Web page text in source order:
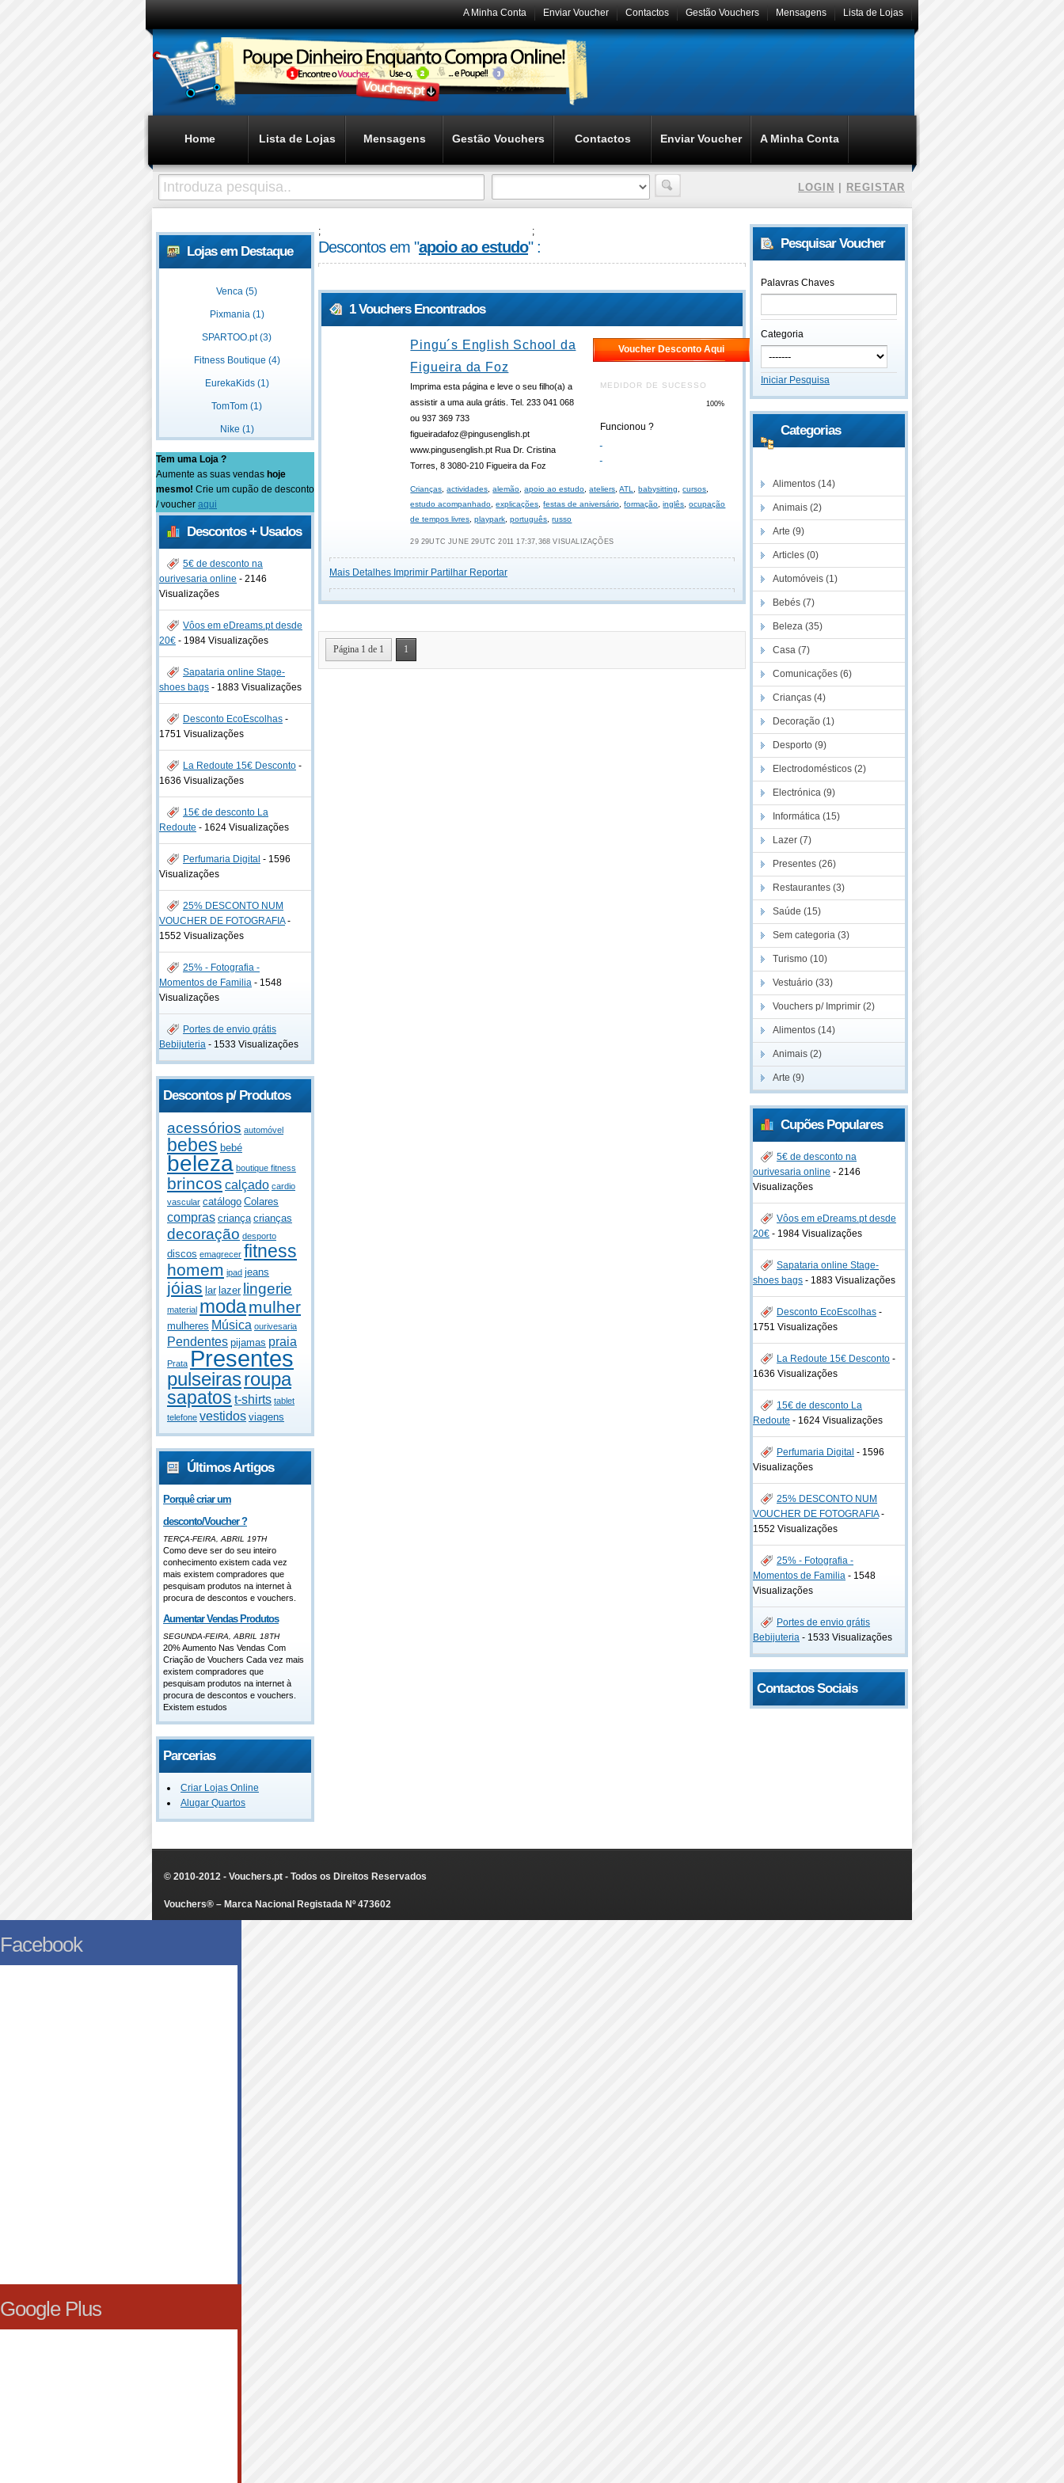
Lista de Lojas
Mensagens
Gestão Vouchers
Contactos
Enviar Voucher
A Minha Conta
Home Lista de Lojas Mensagens Gestão Vouchers Contactos Enviar Voucher A Minha Conta
LOGIN REGISTAR
Lojas em Destaque
Venca (5)
Pixmania (1)
SPARTOO.pt (3)
Fitness Boutique (4)
EurekaKids (1)
TomTom (1)
Nike (1)
Tem uma Loja ?
Aumente as suas vendas hoje
mesmo! Crie um cupão de desconto
/ voucher aqui
Descontos + Usados
5€ de desconto na
ourivesaria online - 2146
Visualizações
Vôos em eDreams.pt desde
20€ - 1984 Visualizações
Sapataria online Stage-
shoes bags - 1883 Visualizações
Desconto EcoEscolhas -
1751 Visualizações
La Redoute 15€ Desconto -
1636 Visualizações
15€ de desconto La
Redoute - 1624 Visualizações
Perfumaria Digital - 1596
Visualizações
25% DESCONTO NUM
VOUCHER DE FOTOGRAFIA-
1552 Visualizações
25% - Fotografia -
Momentos de Familia - 1548
Visualizações
Portes de envio grátis
Bebijuteria - 1533 Visualizações
Descontos p/ Produtos
acessórios automóvel
bebes bebé
beleza boutique fitness
brincos calçado cardio
vascular catálogo Colares
compras criança crianças
decoração desporto
discos emagrecer fitness
homem ipad jeans
jóias lar lazer lingerie
material modamulher
mulheres Música ourivesaria
Pendentes pijamas praia
Prata Presentes
pulseirasroupa
sapatos t-shirts tablet
telefone vestidos viagens
Últimos Artigos
Porquê criar um
desconto/Voucher ?
TERÇA-FEIRA, ABRIL 19TH
Como deve ser do seu inteiro
conhecimento existem cada vez
mais existem compradores que
pesquisam produtos na internet à
procura de descontos e vouchers.
Aumentar Vendas Produtos
SEGUNDA-FEIRA, ABRIL 18TH
20% Aumento Nas Vendas Com
Criação de Vouchers Cada vez mais
existem compradores que
pesquisam produtos na internet à
procura de descontos e vouchers.
Existem estudos
Parcerias
Criar Lojas Online
Alugar Quartos
; ;
Descontos em "apoio ao estudo" :
1 Vouchers Encontrados
Voucher Desconto Aqui
MEDIDOR DE SUCESSO
100%
Funcionou ?
Pingu´s English School da
Figueira da Foz
Imprima esta página e leve o seu filho(a) a
assistir a uma aula grátis. Tel. 233 041 068
ou 937 369 733
figueiradafoz@pingusenglish.pt
www.pingusenglish.pt Rua Dr. Cristina
Torres, 8 3080-210 Figueira da Foz
Crianças ,actividades ,alemão ,apoio ao estudo ,ateliers ,ATL ,babysitting ,cursos
estudo acompanhado ,explicações ,festas de aniversário ,formação ,inglês ,ocupação
de tempos livres ,playpark ,português ,russo
29 29UTC JUNE 29UTC 2011 17:37,368 VISUALIZAÇÕES
Mais Detalhes Imprimir Partilhar Reportar
Página 1 de 1 1
Pesquisar Voucher
Palavras Chaves
Categoria
Iniciar Pesquisa
Categorias
Alimentos (14)
Animais (2)
Arte (9)
Articles (0)
Automóveis (1)
Bebés (7)
Beleza (35)
Casa (7)
Comunicações (6)
Crianças (4)
Decoração (1)
Desporto (9)
Electrodomésticos (2)
Electrónica (9)
Informática (15)
Lazer (7)
Presentes (26)
Restaurantes (3)
Saúde (15)
Sem categoria (3)
Turismo (10)
Vestuário (33)
Vouchers p/ Imprimir (2)
Alimentos (14)
Animais (2)
Arte (9)
Cupões Populares
5€ de desconto na
ourivesaria online - 2146
Visualizações
Vôos em eDreams.pt desde
20€ - 1984 Visualizações
Sapataria online Stage-
shoes bags - 1883 Visualizações
Desconto EcoEscolhas -
1751 Visualizações
La Redoute 15€ Desconto -
1636 Visualizações
15€ de desconto La
Redoute - 1624 Visualizações
Perfumaria Digital - 1596
Visualizações
25% DESCONTO NUM
VOUCHER DE FOTOGRAFIA-
1552 Visualizações
25% - Fotografia -
Momentos de Familia - 1548
Visualizações
Portes de envio grátis
Bebijuteria - 1533 Visualizações
Contactos Sociais
© 2010-2012 - Vouchers.pt - Todos os Direitos Reservados
Vouchers® – Marca Nacional Registada Nº 473602
Facebook
Google Plus